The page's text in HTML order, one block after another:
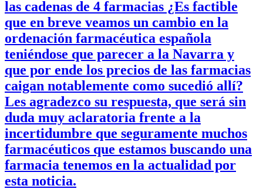
las cadenas de 4 farmacias ¿Es factible
que en breve veamos un cambio en la
ordenación farmacéutica española
teniéndose que parecer a la Navarra y
que por ende los precios de las farmacias
caigan notablemente como sucedió allí?
Les agradezco su respuesta, que será sin
duda muy aclaratoria frente a la
incertidumbre que seguramente muchos
farmacéuticos que estamos buscando una
farmacia tenemos en la actualidad por
esta noticia.